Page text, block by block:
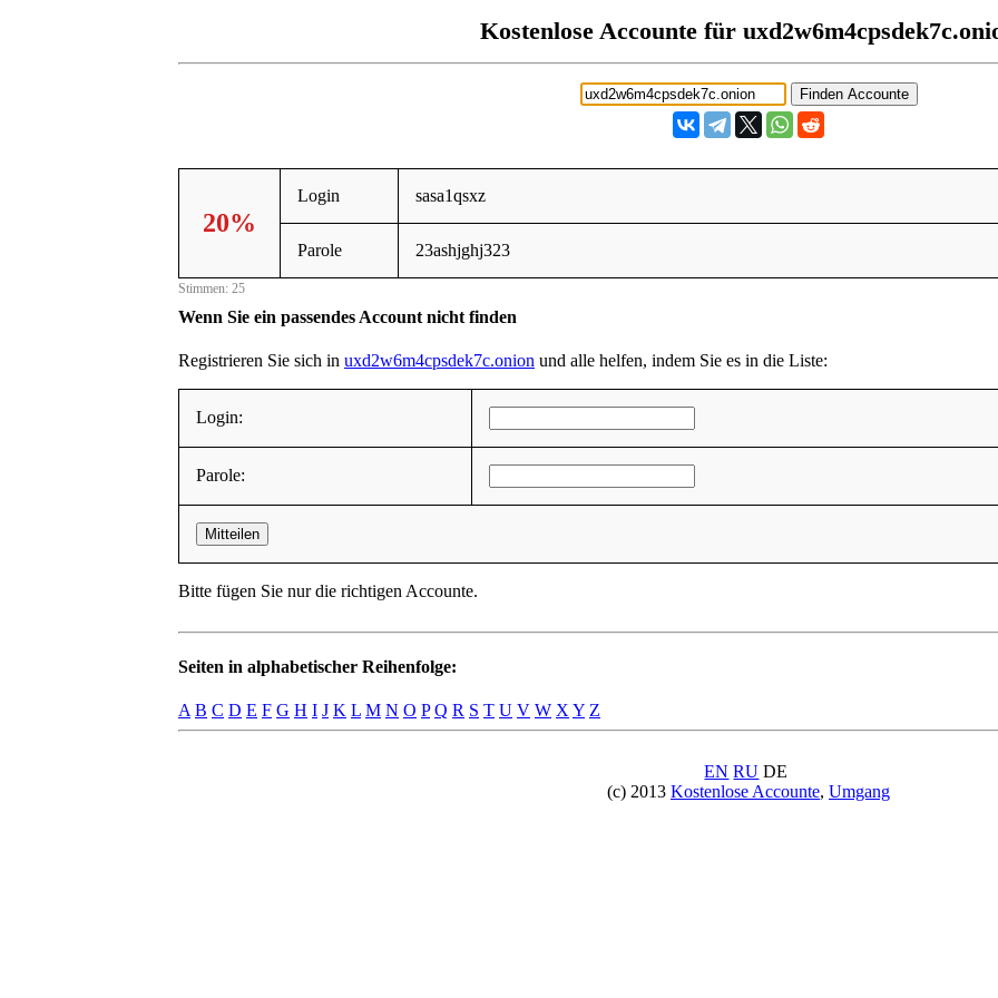
Kostenlose Accounte für
20%
Login sasa1qsxz
Parole 23ashjghj323
Stimmen: 25
Wenn Sie ein passendes Account nicht finden
Registrieren Sie sich in uxd2w6m4cpsdek7c.onion und alle helfen, indem Sie es in die Liste:
Login:
Parole:
Mitteilen
Bitte fügen Sie nur die richtigen Accounte.
Seiten in alphabetischer Reihenfolge:
A B C D E F G H I J K L M N O P Q R S T U V W XY Z
EN RU DE
(c) 2013 Kostenlose Accounte, Umgang